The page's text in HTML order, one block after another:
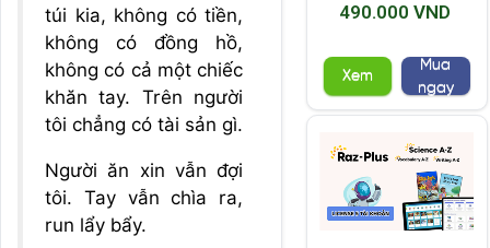
túi kia, không có tiền,
không có đồng hồ,
không có cả một chiếc
khăn tay. Trên người
tôi chẳng có tài sản gì.
Người ăn xin vẫn đợi
tôi. Tay vẫn chìa ra,
run lẩy bẩy.
490.000 VND
Xem
Mua
ngay